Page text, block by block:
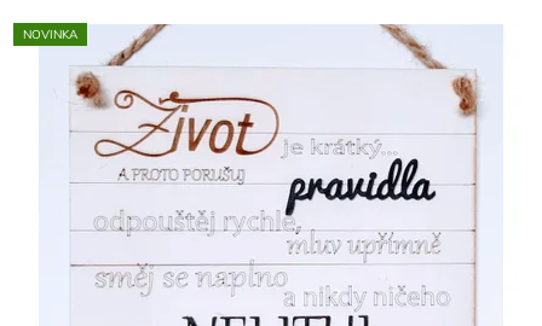
NOVINKA